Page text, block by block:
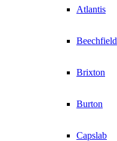
Atlantis
Beechfield
Brixton
Burton
Capslab